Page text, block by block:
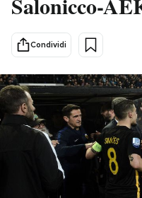
Scienza
Cultura
Economia
Sport
PODCAST
NEWSLETTER
Condividi